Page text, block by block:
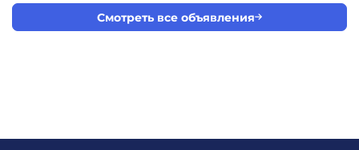
Смотреть все объявления